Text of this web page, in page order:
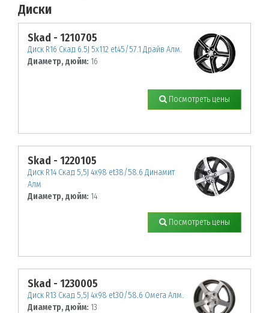
Диски
Skad - 1210705
Диск R16 Скад 6.5J 5х112 et45/57.1 Драйв Алм.
Диаметр, дюйм: 16
Посмотреть цены
Skad - 1220105
Диск R14 Скад 5,5J 4х98 et38/58.6 Динамит
Алм
Диаметр, дюйм: 14
Посмотреть цены
Skad - 1230005
Диск R13 Скад 5,5J 4х98 et30/58.6 Омега Алм.
Диаметр, дюйм: 13
По заданным параметрам товары не найдены!